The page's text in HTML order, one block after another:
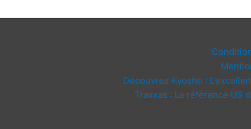
Découvrez Kyosho :
Traxxas : La référence US